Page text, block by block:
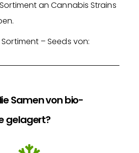
an Cannabis Strains
– Seeds von:
Samen von bio-
gelagert?